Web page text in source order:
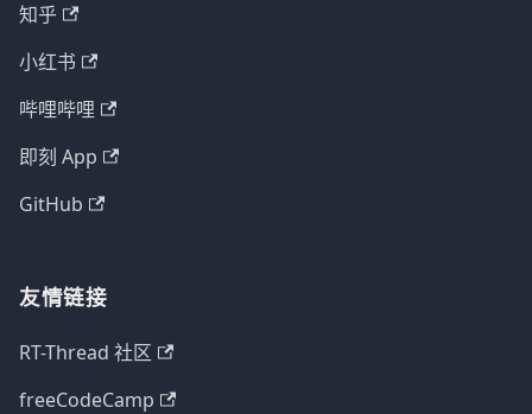
知乎
小红书
哔哩哔哩
即刻 App
GitHub
友情链接
RT-Thread 社区
freeCodeCamp